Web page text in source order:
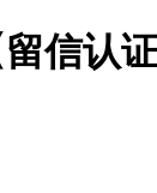
信认